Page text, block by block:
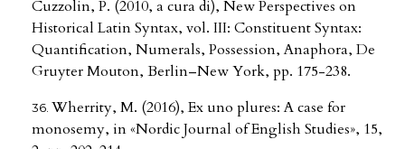
Cuzzolin, P. (2010, a cura di), New Perspectives on
Historical Latin Syntax, vol. III: Constituent Syntax:
Quantification, Numerals, Possession, Anaphora, De
Gruyter Mouton, Berlin–New York, pp. 175-238.
Wherrity, M. (2016), Ex uno plures: A case for
monosemy, in «Nordic Journal of English Studies», 15,